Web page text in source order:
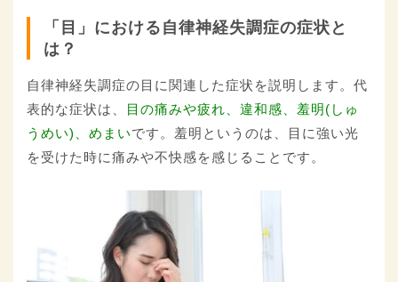
「目」における自律神経失調症の症状と
は？
自律神経失調症の目に関連した症状を説明します。代
表的な症状は、
目の痛みや疲れ、違和感、羞明(しゅ
うめい)、めまいです。羞明というのは、目に強い光
を受けた時に痛みや不快感を感じることです。